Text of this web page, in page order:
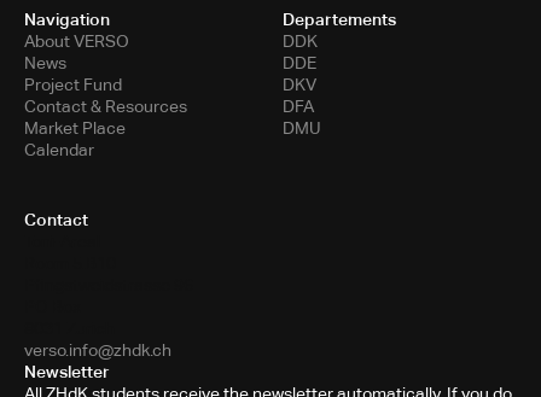
Navigation
About VERSO
News
Project Fund
Contact & Resources
Market Place
Calendar
Departements
DDK
DDE
DKV
DFA
DMU
Contact
verso.info@zhdk.ch
Newsletter